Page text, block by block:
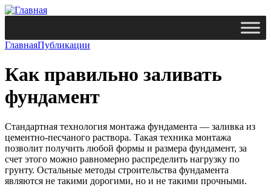
ГлавнаяПубликации
Как правильно заливать
фундамент
Стандартная технология монтажа фундамента — заливка из
цементно-песчаного раствора. Такая техника монтажа
позволит получить любой формы и размера фундамент, за
счет этого можно равномерно распределить нагрузку по
грунту. Остальные методы строительства фундамента
являются не такими дорогими, но и не такими прочными.